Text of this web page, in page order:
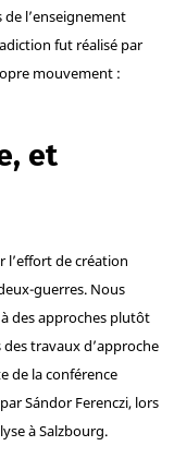
l’enseignement
fut réalisé par
mouvement :
et
l’effort de création
guerres. Nous
des approches plutôt
des travaux d’approche
de la conférence
Sándor Ferenczi, lors
à Salzbourg.